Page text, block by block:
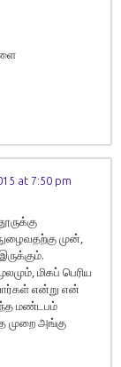
at 7:50 pm
முன்,
மிகப் பெரிய
என்று என்
மண்டபம்
முறை அங்கு